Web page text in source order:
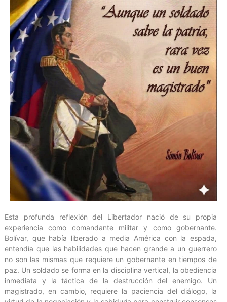
Esta profunda reflexión del Libertador nació de su propia
experiencia como comandante militar y como gobernante.
Bolívar, que había liberado a media América con la espada,
entendía que las habilidades que hacen grande a un guerrero
no son las mismas que requiere un gobernante en tiempos de
paz. Un soldado se forma en la disciplina vertical, la obediencia
inmediata y la táctica de la destrucción del enemigo. Un
magistrado, en cambio, requiere la paciencia del diálogo, la